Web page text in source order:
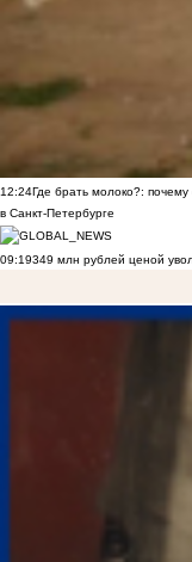
12:24Где брать молоко?:
в Санкт-Петербурге
09:19349 млн рублей ценой